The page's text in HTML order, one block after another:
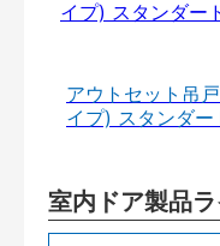
アウトセット吊
イプ) スタンダー
室内ドア製品